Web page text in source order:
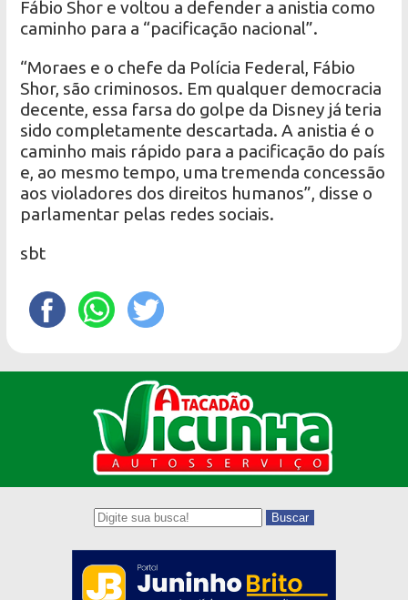
Fábio Shor e voltou a defender a anistia como
caminho para a “pacificação nacional”.
“Moraes e o chefe da Polícia Federal, Fábio
Shor, são criminosos. Em qualquer democracia
decente, essa farsa do golpe da Disney já teria
sido completamente descartada. A anistia é o
caminho mais rápido para a pacificação do país
e, ao mesmo tempo, uma tremenda concessão
aos violadores dos direitos humanos”, disse o
parlamentar pelas redes sociais.
sbt
Buscar